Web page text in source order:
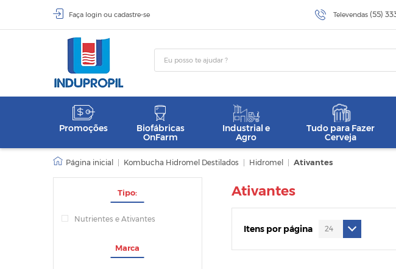
Faça login ou cadastre-se Televendas (55)
Promoções
Biofábricas
OnFarm
Industrial e
Agro
Tudo para Fazer
Cerveja
Kombucha Hidromel Destilados Hidromel Ativantes
Tipo:
Nutrientes e Ativantes
Marca
Ativantes
Itens por página